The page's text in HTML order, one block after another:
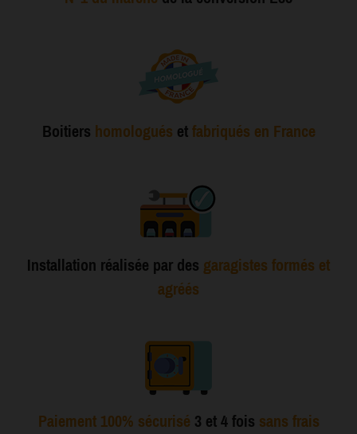
Boitiers homologués et fabriqués en France
Installation réalisée par des garagistes formés et
agréés
Paiement 100% sécurisé 3 et 4 fois sans frais